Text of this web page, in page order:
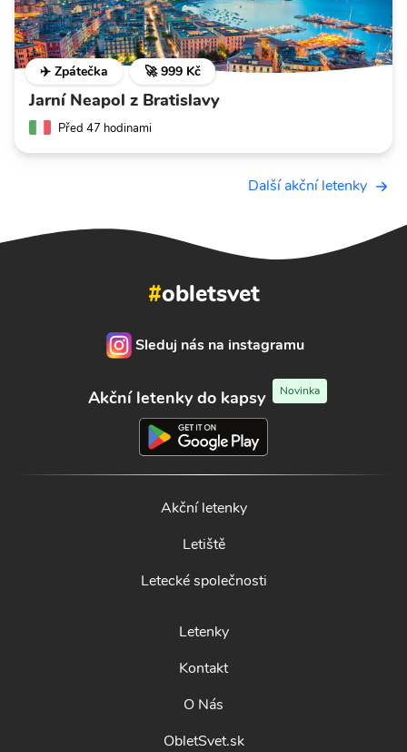
✈️ Zpátečka 🚀 999 Kč
Jarní Neapol z Bratislavy
Před 47 hodinami
Další akční letenky
#obletsvet
Sleduj nás na instagramu
Akční letenky do kapsy Novinka
Akční letenky
Letiště
Letecké společnosti
Letenky
Kontakt
O Nás
ObletSvet.sk